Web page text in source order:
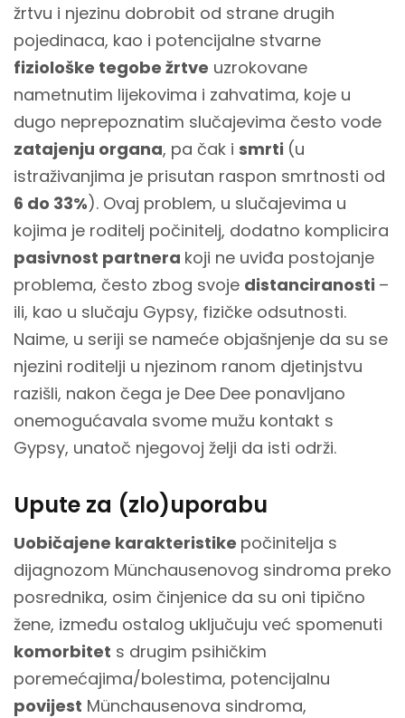
žrtvu i njezinu dobrobit od strane drugih
pojedinaca, kao i potencijalne stvarne
fiziološke tegobe žrtve uzrokovane
nametnutim lijekovima i zahvatima, koje u
dugo neprepoznatim slučajevima često vode
zatajenju organa, pa čak i smrti (u
istraživanjima je prisutan raspon smrtnosti od
6 do 33%). Ovaj problem, u slučajevima u
kojima je roditelj počinitelj, dodatno komplicira
pasivnost partnera koji ne uviđa postojanje
problema, često zbog svoje distanciranosti –
ili, kao u slučaju Gypsy, fizičke odsutnosti.
Naime, u seriji se nameće objašnjenje da su se
njezini roditelji u njezinom ranom djetinjstvu
razišli, nakon čega je Dee Dee ponavljano
onemogućavala svome mužu kontakt s
Gypsy, unatoč njegovoj želji da isti održi.
Upute za (zlo)uporabu
Uobičajene karakteristike počinitelja s
dijagnozom Münchausenovog sindroma preko
posrednika, osim činjenice da su oni tipično
žene, između ostalog uključuju već spomenuti
komorbitet s drugim psihičkim
poremećajima/bolestima, potencijalnu
povijest Münchausenova sindroma,